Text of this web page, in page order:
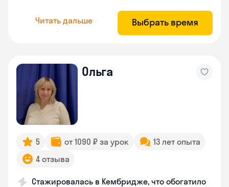
Читать дальше Выбрать время
Ольга
5 от 1090 ₽ за урок
13 лет опыта
4 отзыва
Стажировалась в Кембридже, что обогатило